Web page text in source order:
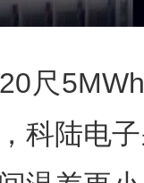
尺
科陆电